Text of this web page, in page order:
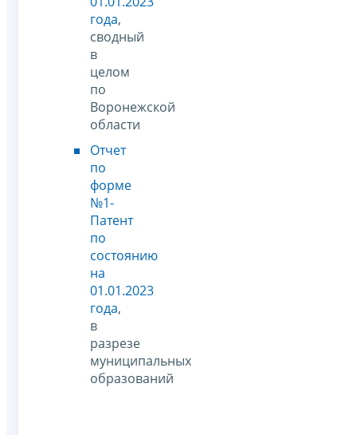
года,
сводный
в
целом
по
Воронежской
области
Отчет
по
форме
№1-
Патент
по
состоянию
на
01.01.2023
года,
в
разрезе
муниципальных
образований